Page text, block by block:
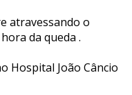
atravessando o
da queda .
Hospital João Câncio